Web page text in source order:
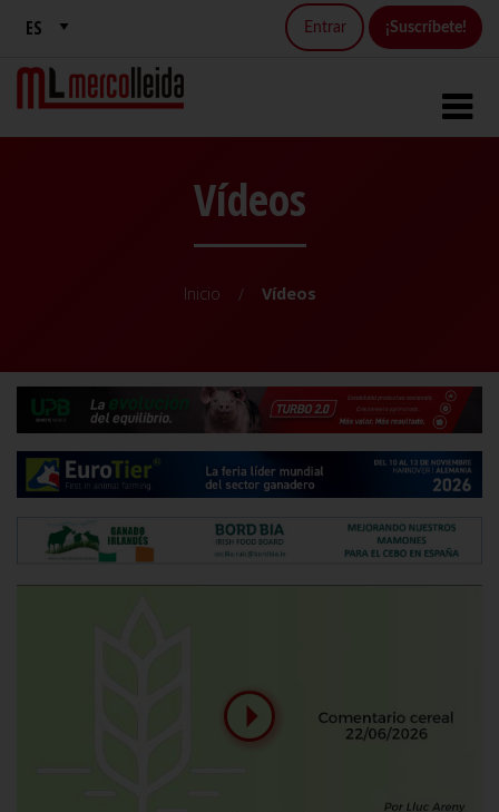
Entrar ¡Suscríbete!
Vídeos
Inicio Vídeos